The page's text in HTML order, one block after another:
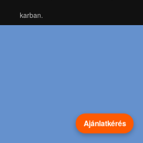
Ajánlatkérés
karban.